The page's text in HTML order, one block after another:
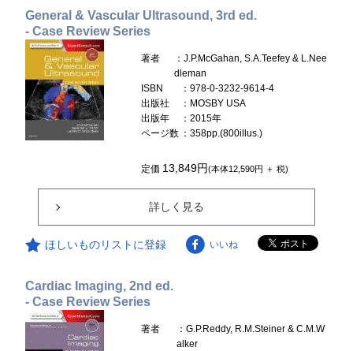
General & Vascular Ultrasound, 3rd ed.
- Case Review Series
著者
：J.P.McGahan, S.A.Teefey & L.Nee
dleman
ISBN
：978-0-3232-9614-4
出版社
：MOSBY USA
出版年
：2015年
ページ数 ：358pp.(800illus.)
定価 13,849円(本体12,590円 ＋ 税)
詳しく見る
ほしいものリストに登録 いいね
Cardiac Imaging, 2nd ed.
- Case Review Series
著者
：G.P.Reddy, R.M.Steiner & C.M.W
alker